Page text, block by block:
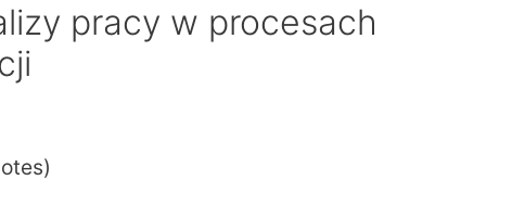
pracy w procesach